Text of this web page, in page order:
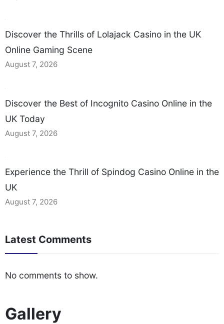
Discover the Thrills of Lolajack Casino in the UK
Online Gaming Scene
August 7, 2026
Discover the Best of Incognito Casino Online in the
UK Today
August 7, 2026
Experience the Thrill of Spindog Casino Online in the
UK
August 7, 2026
Latest Comments
No comments to show.
Gallery